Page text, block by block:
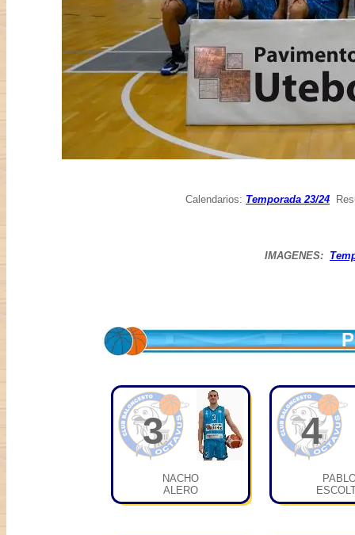
Calendarios: Temporada 23/24
IMAGENES:
3
NACHO
ALERO
4